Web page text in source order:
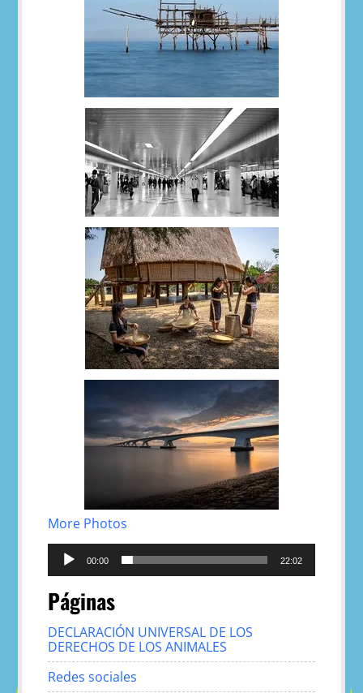
More Photos
Reproductor
audio
00:00 22:02
Páginas
DECLARACIÓN UNIVERSAL DE LOS
DERECHOS DE LOS ANIMALES
Redes sociales